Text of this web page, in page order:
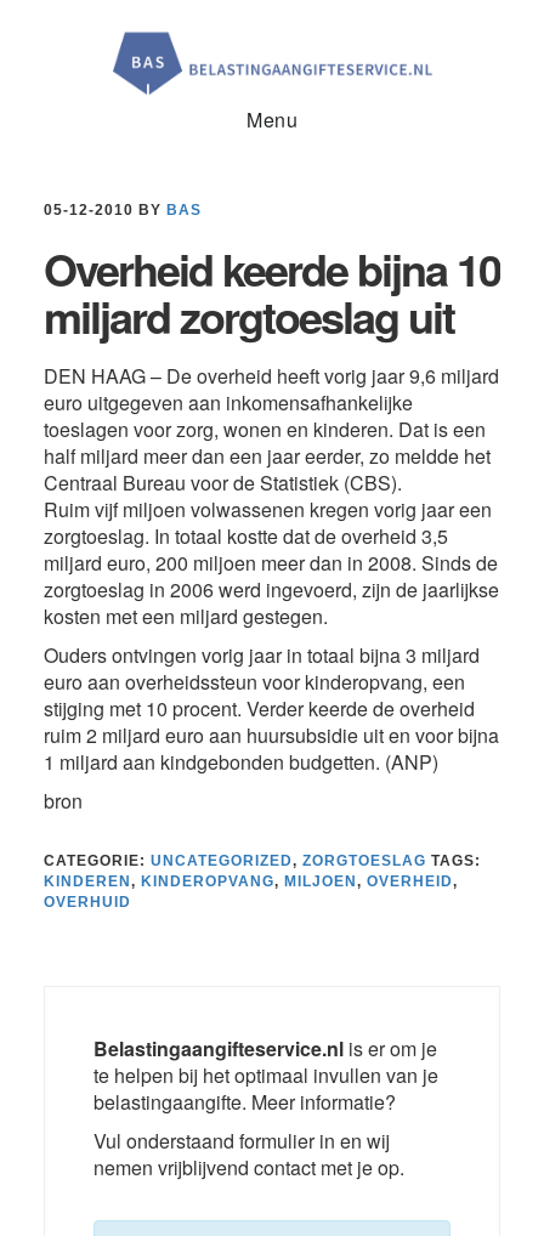
Menu
05-12-2010 BY BAS
Overheid keerde bijna 10
miljard zorgtoeslag uit
DEN HAAG – De overheid heeft vorig jaar 9,6 miljard
euro uitgegeven aan inkomensafhankelijke
toeslagen voor zorg, wonen en kinderen. Dat is een
half miljard meer dan een jaar eerder, zo meldde het
Centraal Bureau voor de Statistiek (CBS).
Ruim vijf miljoen volwassenen kregen vorig jaar een
zorgtoeslag. In totaal kostte dat de overheid 3,5
miljard euro, 200 miljoen meer dan in 2008. Sinds de
zorgtoeslag in 2006 werd ingevoerd, zijn de jaarlijkse
kosten met een miljard gestegen.
Ouders ontvingen vorig jaar in totaal bijna 3 miljard
euro aan overheidssteun voor kinderopvang, een
stijging met 10 procent. Verder keerde de overheid
ruim 2 miljard euro aan huursubsidie uit en voor bijna
1 miljard aan kindgebonden budgetten. (ANP)
bron
CATEGORIE: UNCATEGORIZED, ZORGTOESLAG TAGS:
KINDEREN, KINDEROPVANG, MILJOEN, OVERHEID,
OVERHUID
Belastingaangifteservice.nlis er om je
te helpen bij het optimaal invullen van je
belastingaangifte. Meer informatie?
Vul onderstaand formulier in en wij
nemen vrijblijvend contact met je op.